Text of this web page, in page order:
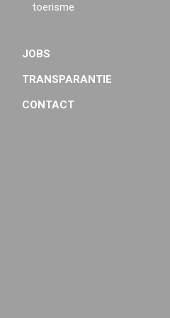
toerisme
JOBS
TRANSPARANTIE
CONTACT